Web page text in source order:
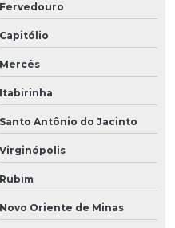
Fervedouro
Capitólio
Mercês
Itabirinha
Santo Antônio do Jacinto
Virginópolis
Rubim
Novo Oriente de Minas